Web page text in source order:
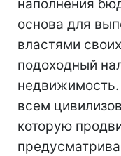
наполнения
основа для
властями
подоходный
недвижимость.
всем
которую